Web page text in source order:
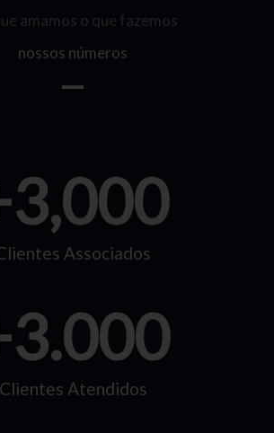
amamos o que fazemos
nossos números
Associados
3,000
Clientes Atendidos
3.000